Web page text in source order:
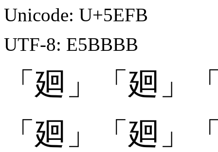
Unicode: U+5EFB
UTF-8: E5BBBB
「廻」 「廻」
「廻󠄀」 「廻󠄀」